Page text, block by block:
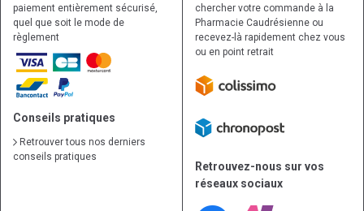
paiement entièrement sécurisé,
quel que soit le mode de
règlement
Conseils pratiques
Retrouver tous nos derniers
conseils pratiques
chercher votre commande à la
Pharmacie Caudrésienne ou
recevez-là rapidement chez vous
ou en point retrait
Retrouvez-nous sur vos
réseaux sociaux